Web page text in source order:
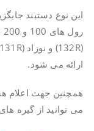
این نوع دستبند
ارائه می شود.
همچنین جهت اعلام
می توانید از گیره